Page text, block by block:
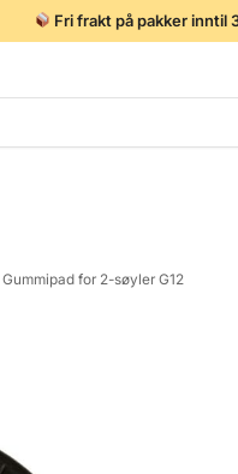
Fri frakt på pakker inntil
Gummipad for 2-søyler G12